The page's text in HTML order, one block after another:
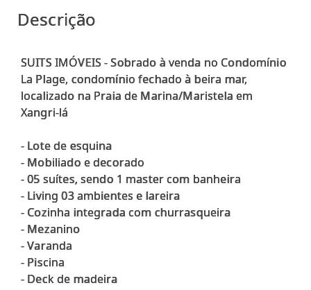
Descrição
SUITS IMÓVEIS - Sobrado à venda no Condomínio
La Plage, condomínio fechado à beira mar,
localizado na Praia de Marina/Maristela em
Xangri-lá
- Lote de esquina
- Mobiliado e decorado
- 05 suítes, sendo 1 master com banheira
- Living 03 ambientes e lareira
- Cozinha integrada com churrasqueira
- Mezanino
- Varanda
- Piscina
- Deck de madeira